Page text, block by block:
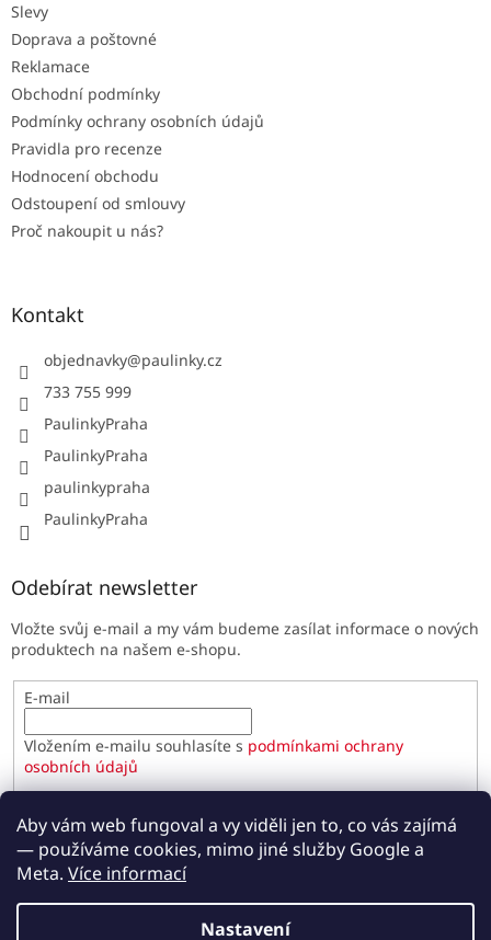
Aby vám web fungoval a vy viděli jen to, co vás zajímá
— používáme cookies, mimo jiné služby Google a
Meta. Více informací
Nastavení
Slevy
Doprava a poštovné
Reklamace
Obchodní podmínky
Podmínky ochrany osobních údajů
Pravidla pro recenze
Hodnocení obchodu
Odstoupení od smlouvy
Proč nakoupit u nás?
Kontakt
objednavky@paulinky.cz
733 755 999
PaulinkyPraha
PaulinkyPraha
paulinkypraha
PaulinkyPraha
Odebírat newsletter
Vložte svůj e-mail a my vám budeme zasílat informace o nových
produktech na našem e-shopu.
E-mail
Vložením e-mailu souhlasíte s podmínkami ochrany
osobních údajů
PŘIHLÁSIT SE